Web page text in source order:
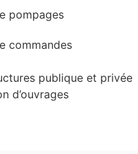
pompages
commandes
publique et privée
d’ouvrages